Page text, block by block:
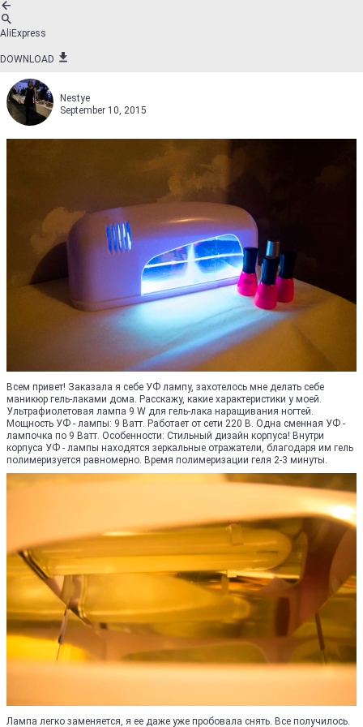
AliExpress
DOWNLOAD
Nestye
September 10, 2015
Всем привет! Заказала я себе УФ лампу, захотелось мне делать себе
маникюр гель-лаками дома. Расскажу, какие характеристики у моей.
Ультрафиолетовая лампа 9 W для гель-лака наращивания ногтей.
Мощность УФ - лампы: 9 Ватт. Работает от сети 220 В. Одна сменная УФ -
лампочка по 9 Ватт. Особенности: Стильный дизайн корпуса! Внутри
корпуса УФ - лампы находятся зеркальные отражатели, благодаря им гель
полимеризуется равномерно. Время полимеризации геля 2-3 минуты.
Лампа легко заменяется, я ее даже уже пробовала снять. Все получилось.